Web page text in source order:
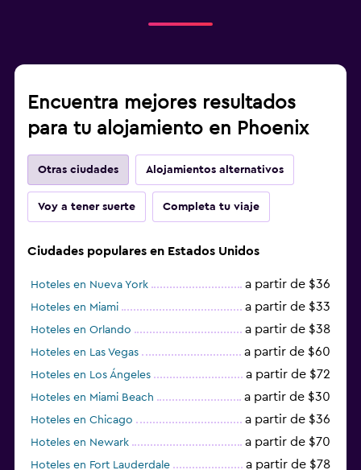
Encuentra mejores resultados
para tu alojamiento en Phoenix
Otras ciudades Alojamientos alternativos
Voy a tener suerte Completa tu viaje
Ciudades populares en Estados Unidos
Hoteles en Nueva York a partir de $36
Hoteles en Miami a partir de $33
Hoteles en Orlando a partir de $38
Hoteles en Las Vegas a partir de $60
Hoteles en Los Ángeles a partir de $72
Hoteles en Miami Beach a partir de $30
Hoteles en Chicago a partir de $36
Hoteles en Newark a partir de $70
Hoteles en Fort Lauderdale a partir de $78